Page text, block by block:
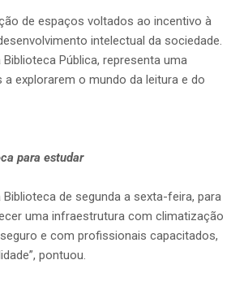
de espaços voltados ao incentivo à
intelectual da sociedade.
Pública, representa uma
explorarem o mundo da leitura e do
para estudar
de segunda a sexta-feira, para
uma infraestrutura com climatização
e com profissionais capacitados,
pontuou.